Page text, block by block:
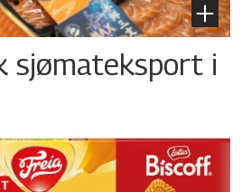
sjømateksport i